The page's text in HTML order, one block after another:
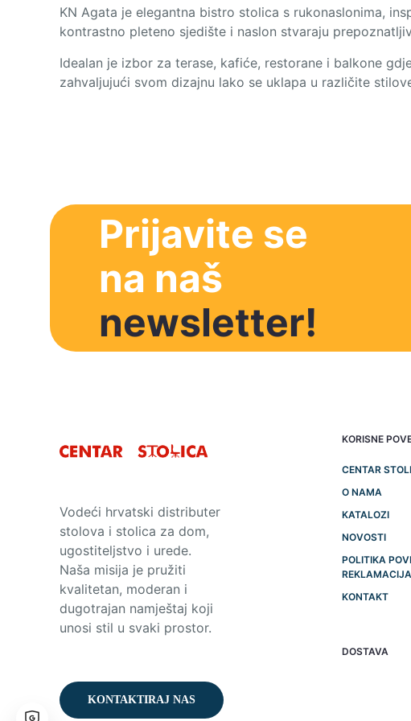
KN Agata je elegantna bistro stolica s rukonaslonima,
kontrastno pleteno sjedište i naslon stvaraju
Idealan je izbor za terase, kafiće, restorane i balkone
zahvaljujući svom dizajnu lako se uklapa u različite
Prijavite se
na naš
newsletter!
Vodeći hrvatski distributer
stolova i stolica za dom,
ugostiteljstvo i urede.
Naša misija je pružiti
kvalitetan, moderan i
dugotrajan namještaj koji
unosi stil u svaki prostor.
KONTAKTIRAJ NAS
KORISNE
CENTAR
O NAMA
KATALOZI
NOVOSTI
POLITIKA
REKLAMACIJA
KONTAKT
DOSTAVA